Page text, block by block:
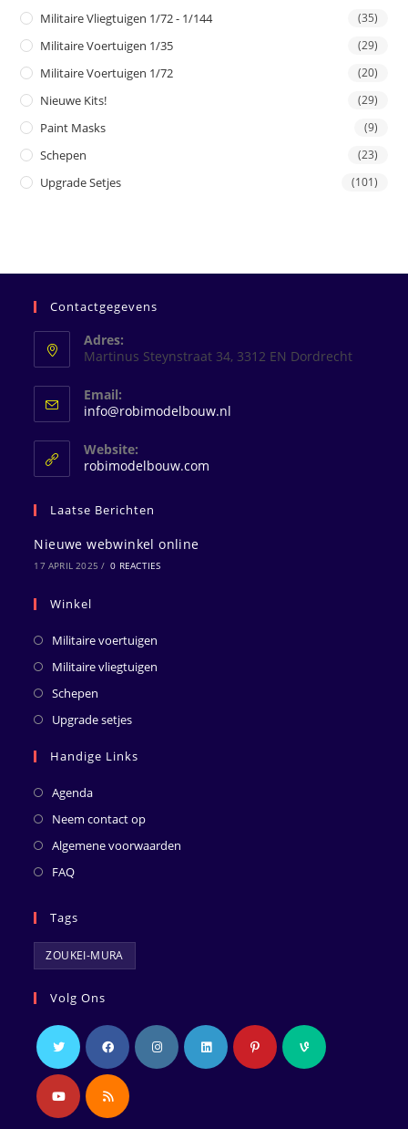
Militaire Vliegtuigen 1/72 - 1/144 (35)
Militaire Voertuigen 1/35 (29)
Militaire Voertuigen 1/72 (20)
Nieuwe Kits! (29)
Paint Masks (9)
Schepen (23)
Upgrade Setjes (101)
Contactgegevens
Adres:
Martinus Steynstraat 34, 3312 EN Dordrecht
Email:
info@robimodelbouw.nl
Website:
robimodelbouw.com
Laatse Berichten
Nieuwe webwinkel online
17 APRIL 2025 / 0 REACTIES
Winkel
Militaire voertuigen
Militaire vliegtuigen
Schepen
Upgrade setjes
Handige Links
Agenda
Neem contact op
Algemene voorwaarden
FAQ
Tags
ZOUKEI-MURA
Volg Ons
Opent
in
Opent
in